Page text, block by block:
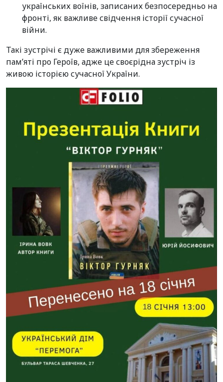
українських воїнів, записаних безпосередньо на
фронті, як важливе свідчення історії сучасної
війни.
Такі зустрічі є дуже важливими для збереження
пам’яті про Героїв, адже це своєрідна зустріч із
живою історією сучасної України.